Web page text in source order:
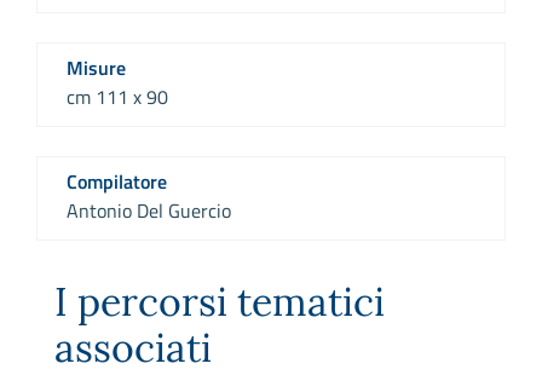
Misure
cm 111 x 90
Compilatore
Antonio Del Guercio
I percorsi tematici
associati